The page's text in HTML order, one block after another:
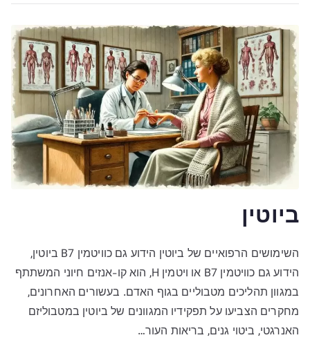
ביוטין
השימושים הרפואיים של ביוטין הידוע גם כוויטמין B7 ביוטין,
הידוע גם כוויטמין B7 או ויטמין H, הוא קו-אנזים חיוני המשתתף
במגוון תהליכים מטבוליים בגוף האדם. בעשורים האחרונים,
מחקרים הצביעו על תפקידיו המגוונים של ביוטין במטבוליזם
האנרגטי, ביטוי גנים, בריאות העור…